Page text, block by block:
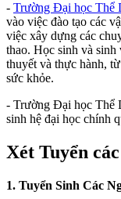
- Trường Đại học Thể
vào việc đào tạo các
việc xây dựng các
thao. Học sinh và
thuyết và thực hành,
sức khỏe.
- Trường Đại học Thể
sinh hệ đại học chính
Xét Tuyển
1. Tuyển Sinh Các